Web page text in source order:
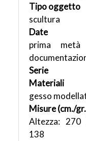
Tipo oggetto
scultura
Date
prima
Serie
Materiali
gesso
Misure (cm./
Altezza: 270
138